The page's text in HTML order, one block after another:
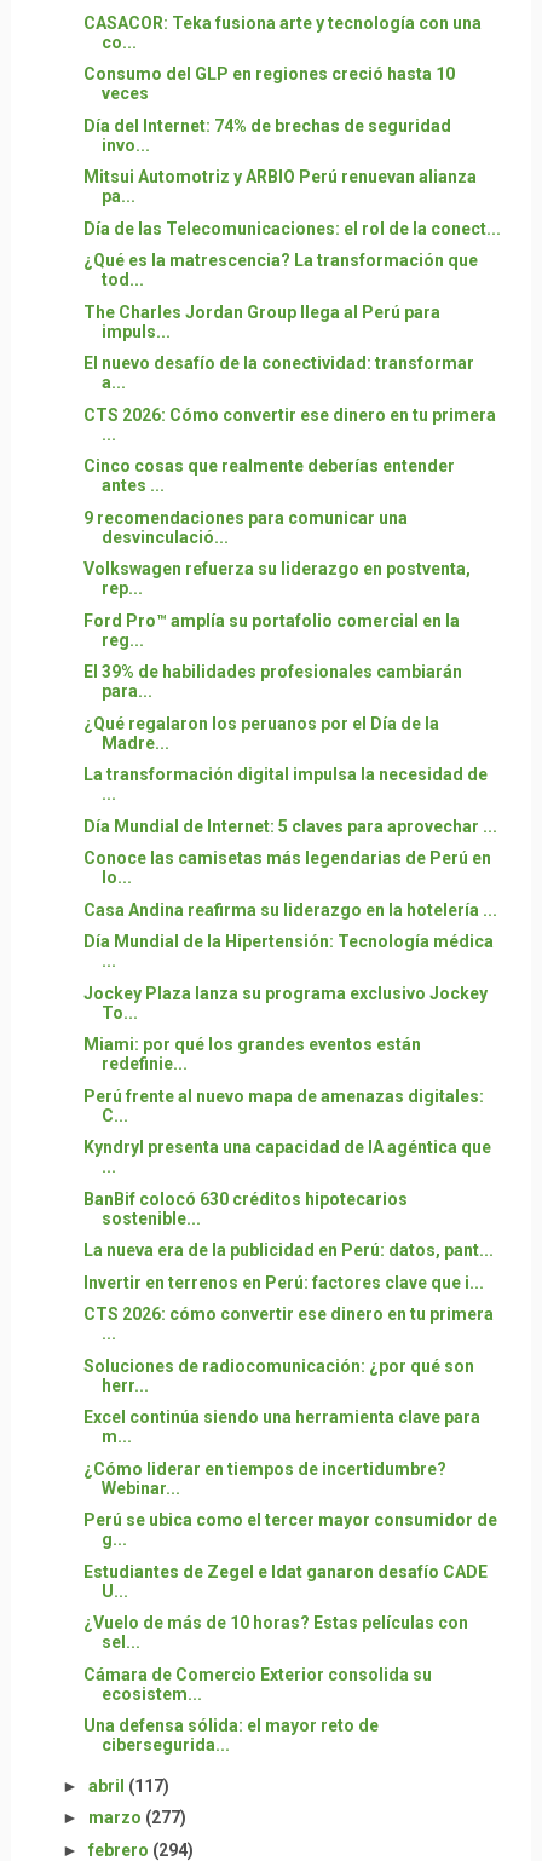
CASACOR: Teka fusiona arte y tecnología con una
co...
Consumo del GLP en regiones creció hasta 10
veces
Día del Internet: 74% de brechas de seguridad
invo...
Mitsui Automotriz y ARBIO Perú renuevan alianza
pa...
Día de las Telecomunicaciones: el rol de la conect...
¿Qué es la matrescencia? La transformación que
tod...
The Charles Jordan Group llega al Perú para
impuls...
El nuevo desafío de la conectividad: transformar
a...
CTS 2026: Cómo convertir ese dinero en tu primera
...
Cinco cosas que realmente deberías entender
antes ...
9 recomendaciones para comunicar una
desvinculació...
Volkswagen refuerza su liderazgo en postventa,
rep...
Ford Pro™ amplía su portafolio comercial en la
reg...
El 39% de habilidades profesionales cambiarán
para...
¿Qué regalaron los peruanos por el Día de la
Madre...
La transformación digital impulsa la necesidad de
...
Día Mundial de Internet: 5 claves para aprovechar ...
Conoce las camisetas más legendarias de Perú en
lo...
Casa Andina reafirma su liderazgo en la hotelería ...
Día Mundial de la Hipertensión: Tecnología médica
...
Jockey Plaza lanza su programa exclusivo Jockey
To...
Miami: por qué los grandes eventos están
redefinie...
Perú frente al nuevo mapa de amenazas digitales:
C...
Kyndryl presenta una capacidad de IA agéntica que
...
BanBif colocó 630 créditos hipotecarios
sostenible...
La nueva era de la publicidad en Perú: datos, pant...
Invertir en terrenos en Perú: factores clave que i...
CTS 2026: cómo convertir ese dinero en tu primera
...
Soluciones de radiocomunicación: ¿por qué son
herr...
Excel continúa siendo una herramienta clave para
m...
¿Cómo liderar en tiempos de incertidumbre?
Webinar...
Perú se ubica como el tercer mayor consumidor de
g...
Estudiantes de Zegel e Idat ganaron desafío CADE
U...
¿Vuelo de más de 10 horas? Estas películas con
sel...
Cámara de Comercio Exterior consolida su
ecosistem...
Una defensa sólida: el mayor reto de
cibersegurida...
► abril (117)
► marzo (277)
► febrero (294)